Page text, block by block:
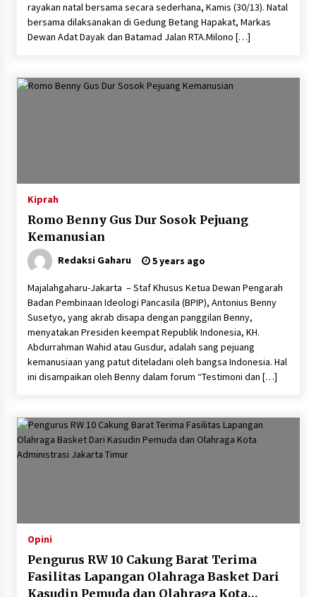
rayakan natal bersama secara sederhana, Kamis (30/13). Natal
bersama dilaksanakan di Gedung Betang Hapakat, Markas
Dewan Adat Dayak dan Batamad Jalan RTA.Milono […]
Kiprah
Romo Benny Gus Dur Sosok Pejuang
Kemanusian
Redaksi Gaharu 5 years ago
Majalahgaharu-Jakarta – Staf Khusus Ketua Dewan Pengarah
Badan Pembinaan Ideologi Pancasila (BPIP), Antonius Benny
Susetyo, yang akrab disapa dengan panggilan Benny,
menyatakan Presiden keempat Republik Indonesia, KH.
Abdurrahman Wahid atau Gusdur, adalah sang pejuang
kemanusiaan yang patut diteladani oleh bangsa Indonesia. Hal
ini disampaikan oleh Benny dalam forum “Testimoni dan […]
Opini
Pengurus RW 10 Cakung Barat Terima
Fasilitas Lapangan Olahraga Basket Dari
Kasudin Pemuda dan Olahraga Kota